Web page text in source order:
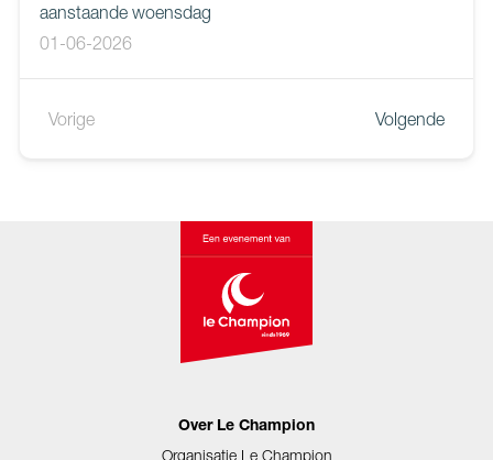
aanstaande woensdag
01-06-2026
Vorige Volgende
Over Le Champion
Organisatie Le Champion